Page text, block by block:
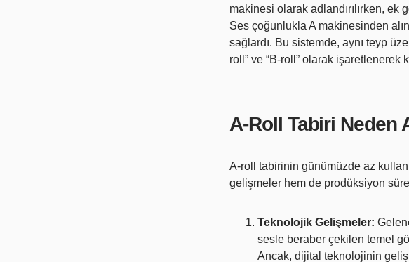
makinesi olarak adlandırılırken, ek
Ses çoğunlukla A makinesinden
sağlardı. Bu sistemde, aynı teyp
roll” ve “B-roll” olarak işaretlenerek
A-Roll Tabiri Neden
A-roll tabirinin günümüzde az
gelişmeler hem de prodüksiyon
Teknolojik Gelişmeler:
sesle beraber çekilen temel
Ancak, dijital teknolojinin